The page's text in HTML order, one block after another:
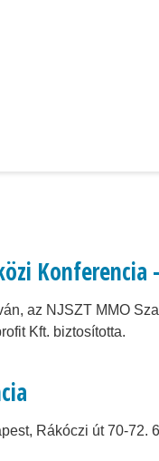
Konferencia
az NJSZT MMO
Kft. biztosította.
Rákóczi út 70-72.